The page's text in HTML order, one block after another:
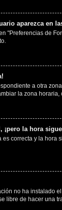
aparezca en
"Preferencias de
a otra
la zona
la hora
correcta y la hora
no ha instalado
libre de hacer una